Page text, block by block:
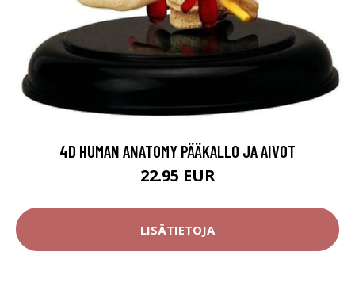
4D HUMAN ANATOMY PÄÄKALLO JA AIVOT
22.95 EUR
LISÄTIETOJA